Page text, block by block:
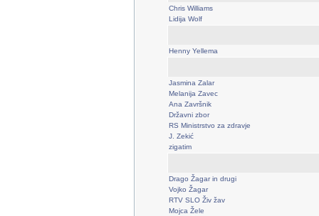
Chris Williams
Lidija Wolf
Henny Yellema
Jasmina Zalar
Melanija Zavec
Ana Završnik
Državni zbor
RS Ministrstvo za zdravje
J. Zekić
zigatim
Drago Žagar in drugi
Vojko Žagar
RTV SLO Živ žav
Mojca Žele